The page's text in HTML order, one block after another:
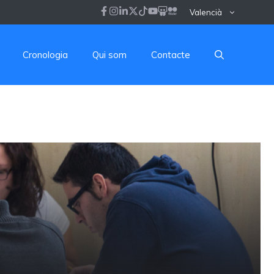
Valencià
Cronologia Qui som Contacte